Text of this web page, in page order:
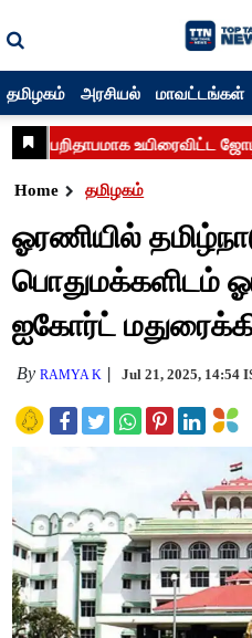
தமிழகம் அரசியல் மாவட்டங்கள்
Home தமிழகம்
ஓரணியில்
பொதுமக்களிடம்
ஐகோர்ட்
ByRAMYA K Jul 21, 2025, 14:54